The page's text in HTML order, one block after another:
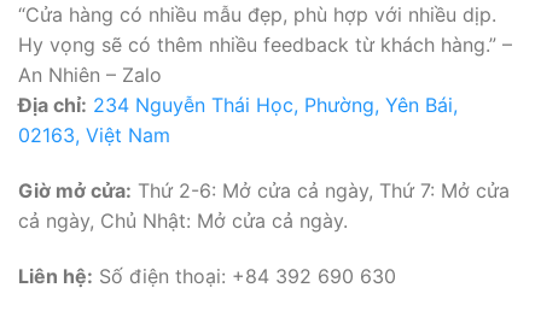
“Cửa hàng có nhiều mẫu đẹp, phù hợp với nhiều dịp.
Hy vọng sẽ có thêm nhiều feedback từ khách hàng.” –
An Nhiên – Zalo
Địa chỉ: 234 Nguyễn Thái Học, Phường, Yên Bái,
02163, Việt Nam
Giờ mở cửa: Thứ 2-6: Mở cửa cả ngày, Thứ 7: Mở cửa
cả ngày, Chủ Nhật: Mở cửa cả ngày.
Liên hệ: Số điện thoại: +84 392 690 630